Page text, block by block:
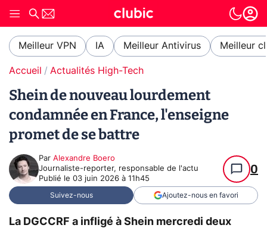
Meilleur VPN IA Meilleur Antivirus Meilleur
Accueil Actualités High-Tech
Shein de nouveau lourdement
condamnée en France, l'enseigne
promet de se battre
Par Alexandre Boero
Journaliste-reporter, responsable de l'actu
Publié le 03 juin 2026 à 11h45
0
Suivez-nous Ajoutez-nous en favori
La DGCCRF a infligé à Shein mercredi deux